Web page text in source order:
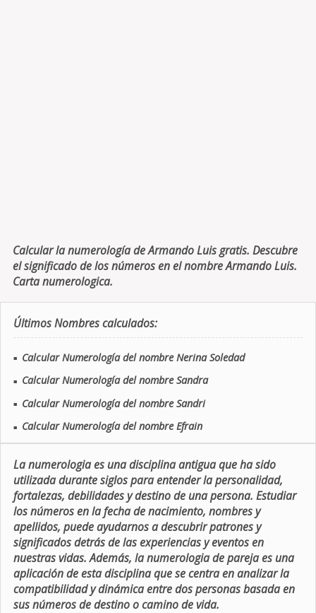
Calcular la numerología de Armando Luis gratis. Descubre
el significado de los números en el nombre Armando Luis.
Carta numerologica.
Últimos Nombres calculados:
■ Calcular Numerología del nombre Nerina Soledad
■ Calcular Numerología del nombre Sandra
■ Calcular Numerología del nombre Sandri
■ Calcular Numerología del nombre Efrain
La numerologia es una disciplina antigua que ha sido
utilizada durante siglos para entender la personalidad,
fortalezas, debilidades y destino de una persona. Estudiar
los números en la fecha de nacimiento, nombres y
apellidos, puede ayudarnos a descubrir patrones y
significados detrás de las experiencias y eventos en
nuestras vidas. Además, la numerologia de pareja es una
aplicación de esta disciplina que se centra en analizar la
compatibilidad y dinámica entre dos personas basada en
sus números de destino o camino de vida.